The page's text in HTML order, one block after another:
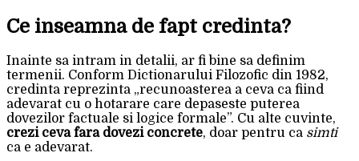
Ce inseamna de fapt credinta?
Inainte sa intram in detalii, ar fi bine sa definim
termenii. Conform Dictionarului Filozofic din 1982,
credinta reprezinta „recunoasterea a ceva ca fiind
adevarat cu o hotarare care depaseste puterea
dovezilor factuale si logice formale”. Cu alte cuvinte,
crezi ceva fara dovezi concrete, doar pentru ca simti
ca e adevarat.